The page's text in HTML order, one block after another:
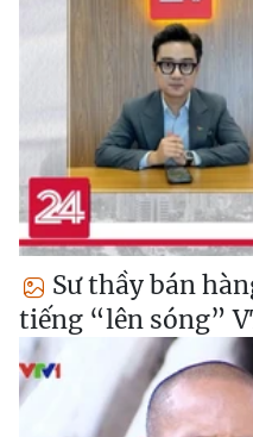
Sư thầy bán
tiếng “lên sóng”